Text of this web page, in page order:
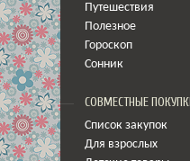
Путешествия
Полезное
Гороскоп
Сонник
СОВМЕСТНЫЕ
Список закупок
Для взрослых